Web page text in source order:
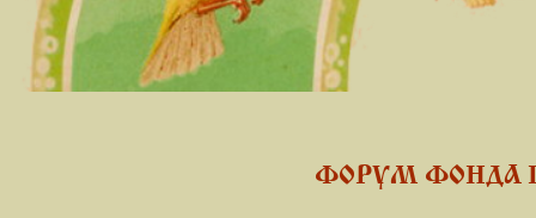
ФОРУМ ФОНДА